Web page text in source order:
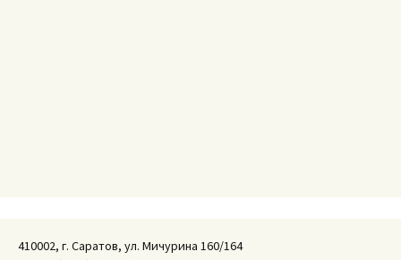
410002, г. Саратов, ул. Мичурина 160/164